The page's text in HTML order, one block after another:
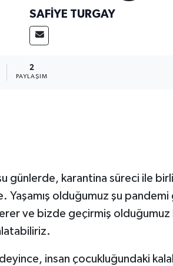
SAFIYE TURGAY
2
PAYLAŞIM
günlerde, karantina süreci ile
Yaşamış olduğumuz şu pandemi
ve bizde geçirmiş olduğumuz
insan çocukluğundaki